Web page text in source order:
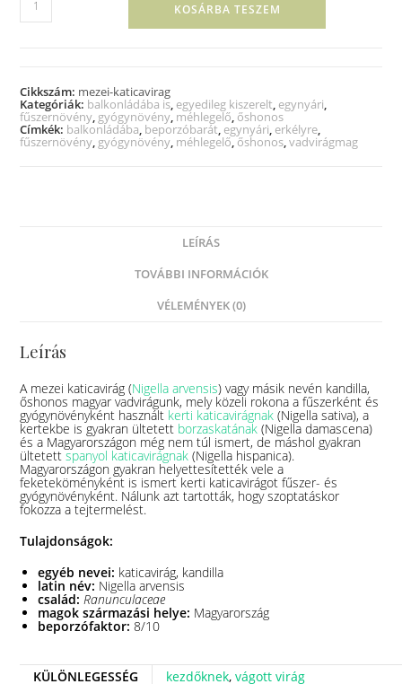
KOSÁRBA TESZEM
Cikkszám: mezei-katicavirag
Kategóriák: balkonládába is egyedileg kiszerelt egynyári
fűszernövény gyógynövény méhlegelő őshonos
Címkék: balkonládába beporzóbarát egynyári erkélyre
fűszernövény gyógynövény méhlegelő,őshonos ,vadvirágmag
LEÍRÁS
TOVÁBBI INFORMÁCIÓK
VÉLEMÉNYEK (0)
Leírás
A mezei katicavirág (Nigella arvensis) vagy másik nevén kandilla,
őshonos magyar vadvirágunk, mely közeli rokona a fűszerként és
gyógynövényként használt kerti katicavirágnak (Nigella sativa), a
kertekbe is gyakran ültetett borzaskatának (Nigella damascena)
és a Magyarországon még nem túl ismert, de máshol gyakran
ültetettspanyol katicavirágnak (Nigella hispanica).
Magyarországon gyakran helyettesítették vele a
feketeköményként is ismert kerti katicavirágot fűszer- és
gyógynövényként. Nálunk azt tartották, hogy szoptatáskor
fokozza a tejtermelést.
Tulajdonságok:
egyéb nevei: katicavirág, kandilla
latin név: Nigella arvensis
család: Ranunculaceae
magok származási helye: Magyarország
beporzófaktor:8/10
KÜLÖNLEGESSÉG kezdőknek,vágott virág